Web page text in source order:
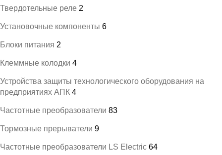
Твердотельные реле 2
Установочные компоненты 6
Блоки питания 2
Клеммные колодки 4
Устройства защиты технологического оборудования на
предприятиях АПК 4
Частотные преобразователи 83
Тормозные прерыватели 9
Частотные преобразователи LS Electric 64